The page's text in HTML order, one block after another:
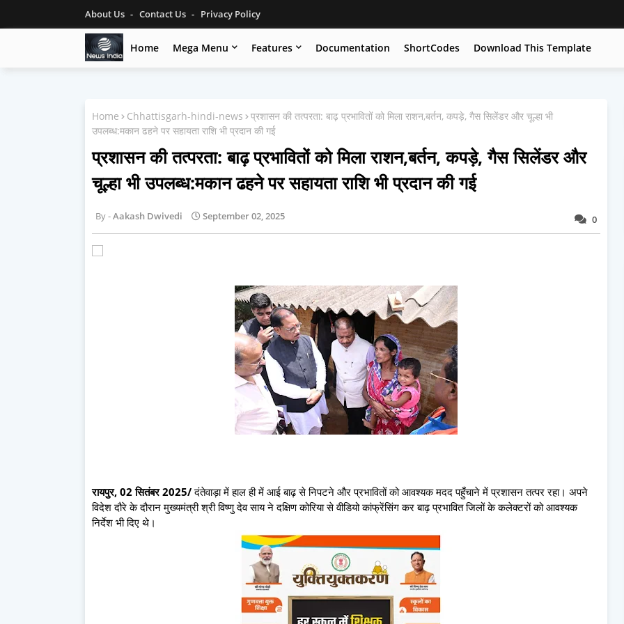
About Us Contact Us Privacy Policy
Home Mega Menu Features Documentation ShortCodes Download This Template
Home Chhattisgarh-hindi-news
प्रशासन की तत्परता: बाढ़ प्रभावितों को मिला राशन,बर्तन, कपड़े, गैस सिलेंडर और चूल्हा भी
उपलब्ध:मकान ढहने पर सहायता राशि भी प्रदान की गई
प्रशासन की तत्परता: बाढ़ प्रभावितों को मिला राशन,बर्तन, कपड़े, गैस सिलेंडर और
चूल्हा भी उपलब्ध:मकान ढहने पर सहायता राशि भी प्रदान की गई
0
Aakash Dwivedi September 02, 2025
रायपुर, 02 सितंबर 2025/दंतेवाड़ा में हाल ही में आई बाढ़ से निपटने और प्रभावितों को आवश्यक मदद पहुँचाने में प्रशासन तत्पर रहा। अपने
विदेश दौरे के दौरान मुख्यमंत्री श्री विष्णु देव साय ने दक्षिण कोरिया से वीडियो कांफ्रेंसिंग कर बाढ़ प्रभावित जिलों के कलेक्टरों को आवश्यक
निर्देश भी दिए थे।